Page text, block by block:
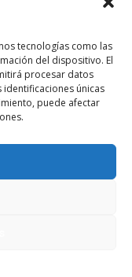
tecnologías como las
del dispositivo. El
procesar datos
únicas
puede afectar
de privacidad